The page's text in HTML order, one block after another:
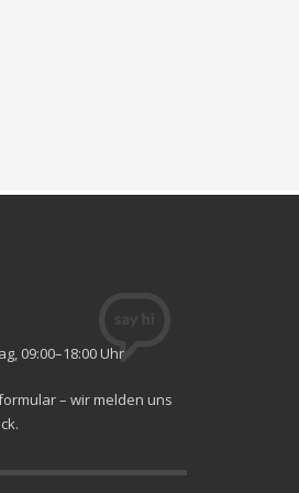
09:00–18:00 Uhr
– wir melden uns